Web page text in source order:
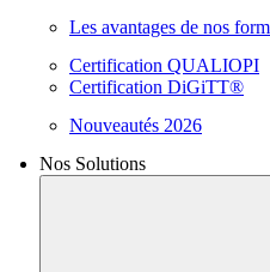
Les avantages de nos
Certification QUALIOPI
Certification DiGiTT®
Nouveautés 2026
Nos Solutions